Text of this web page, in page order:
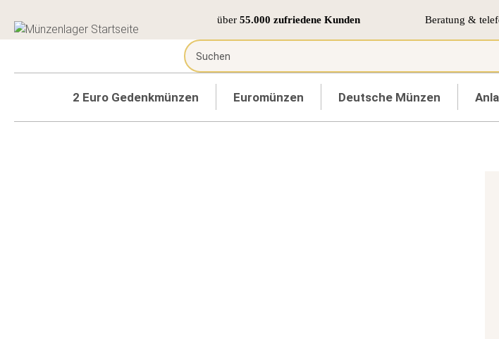
über 55.000 zufriedene Kunden Beratung &
2 Euro Gedenkmünzen Euromünzen Deutsche Münzen